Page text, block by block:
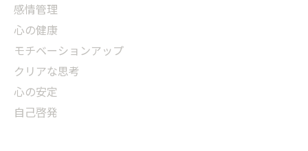
感情管理
心の健康
モチベーションアップ
クリアな思考
心の安定
自己啓発